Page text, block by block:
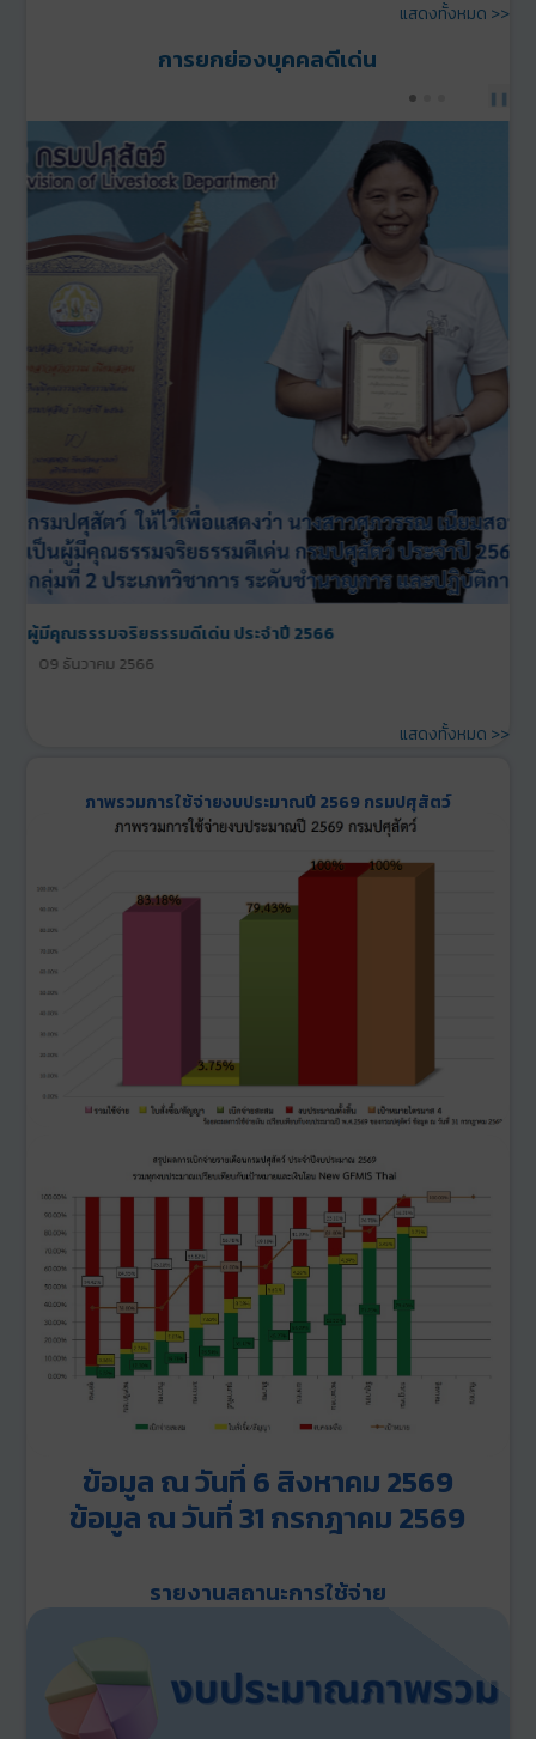
แสดงทั้งหมด >>
การยกย่องบุคคลดีเด่น
PREVNEXT
❚❚
ผู้มีคุณธรรมจริยธรรมดีเด่น ประจำปี 2565
09 ธันวาคม 2565
แสดงทั้งหมด >>
ภาพรวมการใช้จ่ายงบประมาณปี 2569 กรมปศุสัตว์
ข้อมูลณ วันที่6 สิงหาคม2569
ข้อมูลณ วันที่31 กรกฎาคม2569
รายงานสถานะการใช้จ่าย